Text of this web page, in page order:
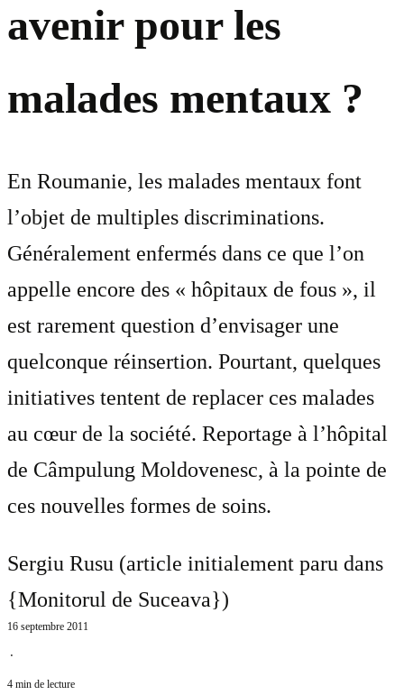
avenir pour les
malades mentaux ?
En Roumanie, les malades mentaux font
l’objet de multiples discriminations.
Généralement enfermés dans ce que l’on
appelle encore des « hôpitaux de fous », il
est rarement question d’envisager une
quelconque réinsertion. Pourtant, quelques
initiatives tentent de replacer ces malades
au cœur de la société. Reportage à l’hôpital
de Câmpulung Moldovenesc, à la pointe de
ces nouvelles formes de soins.
Sergiu Rusu (article initialement paru dans
{Monitorul de Suceava})
16 septembre 2011
⋅
4 min de lecture